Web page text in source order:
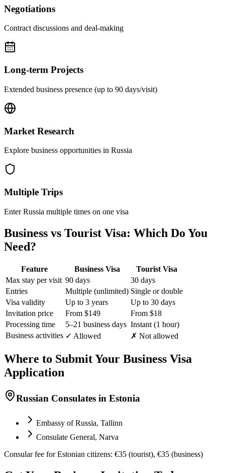
Negotiations
Contract discussions and deal-making
Long-term Projects
Extended business presence (up to 90 days/visit)
Market Research
Explore business opportunities in Russia
Multiple Trips
Enter Russia multiple times on one visa
Business vs Tourist Visa: Which Do You
Need?
Feature Business Visa
Tourist Visa
Max stay per visit 90 days
30 days
Entries
Multiple (unlimited) Single or double
Visa validity
Up to 3 years
Up to 30 days
Invitation price
From $149
From $18
Processing time
5–21 business days Instant (1 hour)
Business activities ✓ Allowed ✗ Not allowed
Where to Submit Your Business Visa
Application
Russian Consulates in Estonia
Embassy of Russia, Tallinn
Consulate General, Narva
Consular fee for Estonian citizens: €35 (tourist), €35 (business)